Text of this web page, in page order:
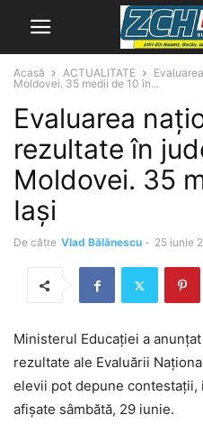
Acasă ACTUALITATE
Moldovei. 35 medii de 10 în...
Evaluarea
rezultate în
Moldovei. 35
Iași
De către Vlad Bălănescu - 25 iunie
Ministerul Educației a
rezultate ale Evaluării
elevii pot depune
afișate sâmbătă, 29 iunie.